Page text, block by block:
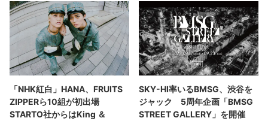
「NHK紅白」HANA、FRUITS
ZIPPERら10組が初出場
STARTO社からはKing ＆
SKY-HI率いるBMSG、渋谷を
ジャック 5周年企画「BMSG
STREET GALLERY」を開催